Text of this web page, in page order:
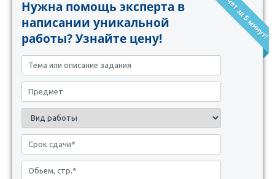
расчет за 5 минут!
Нужна помощь эксперта в
написании уникальной
работы? Узнайте цену!